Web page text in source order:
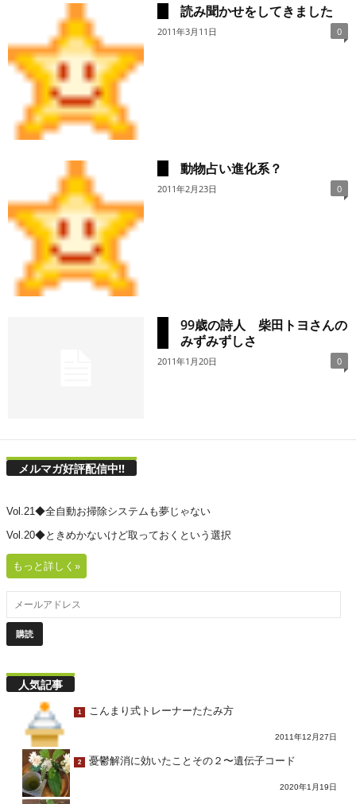
読み聞かせをしてきました
2011年3月11日 0
動物占い進化系？
2011年2月23日 0
99歳の詩人 柴田トヨさんの
みずみずしさ
2011年1月20日 0
メルマガ好評配信中!!
Vol.21◆全自動お掃除システムも夢じゃない
Vol.20◆ときめかないけど取っておくという選択
もっと詳しく»
人気記事
1 こんまり式トレーナーたたみ方
2011年12月27日
2 憂鬱解消に効いたことその２〜遺伝子コード
2020年1月19日